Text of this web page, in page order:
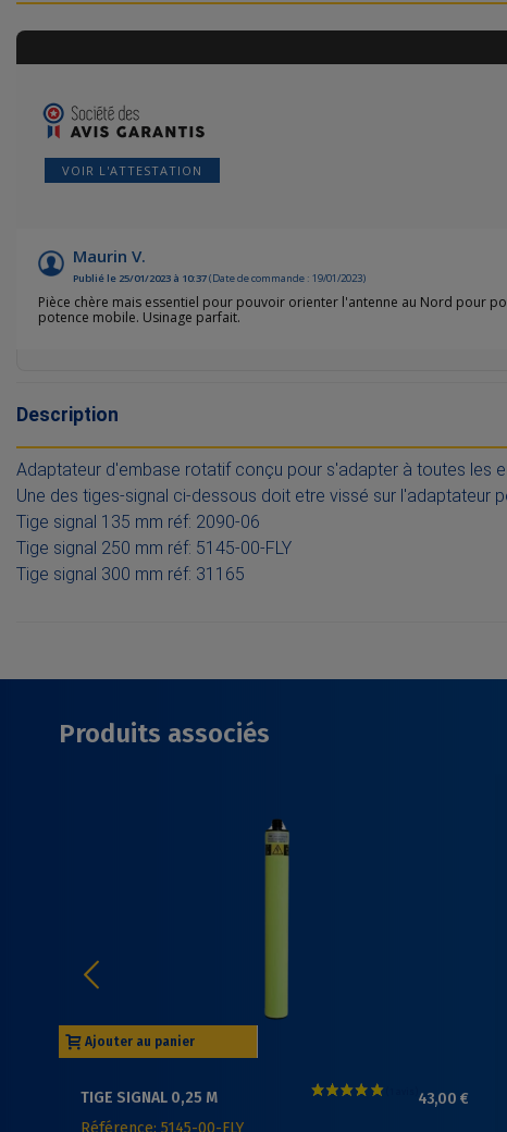
Description
Adaptateur d'embase rotatif conçu pour s'adapter à toutes les
Une des tiges-signal ci-dessous doit etre vissé sur l'adaptateur
Tige signal 135 mm réf: 2090-06
Tige signal 250 mm réf: 5145-00-FLY
Tige signal 300 mm réf: 31165
VOIR L'ATTESTATION
Maurin V.
Publié le 25/01/2023 à 10:37(Date de commande : 19/01/2023)
Pièce chère mais essentiel pour pouvoir orienter l'antenne au Nord pour
potence mobile. Usinage parfait.
Produits associés
Ajouter au panier
TIGE SIGNAL 0,25 M 43,00 €